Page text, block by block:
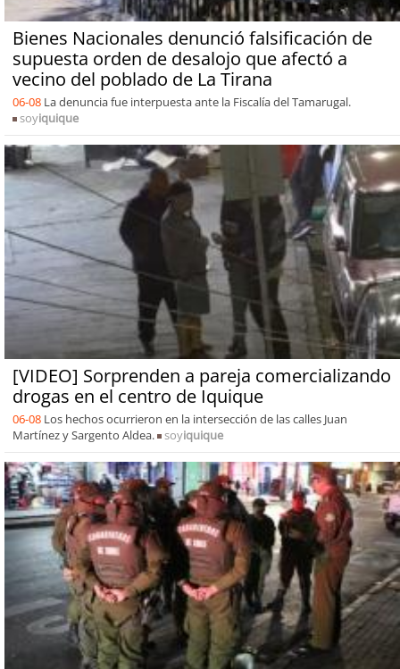
Bienes Nacionales denunció falsificación de
supuesta orden de desalojo que afectó a
vecino del poblado de La Tirana
06-08 La denuncia fue interpuesta ante la Fiscalía del Tamarugal.
soyiquique
[VIDEO] Sorprenden a pareja comercializando
drogas en el centro de Iquique
06-08 Los hechos ocurrieron en la intersección de las calles Juan
Martínez y Sargento Aldea.
soyiquique